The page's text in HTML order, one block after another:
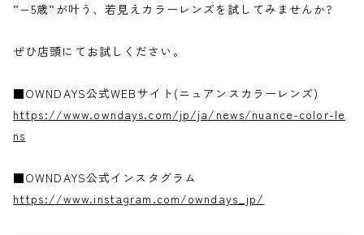
”−5歳”が叶う、若見えカラーレンズを試してみませんか?
ぜひ店頭にてお試しください。
■OWNDAYS公式WEBサイト(ニュアンスカラーレンズ)
https://www.owndays.com/jp/ja/news/nuance-color-le
ns
■OWNDAYS公式インスタグラム
https://www.instagram.com/owndays_jp/